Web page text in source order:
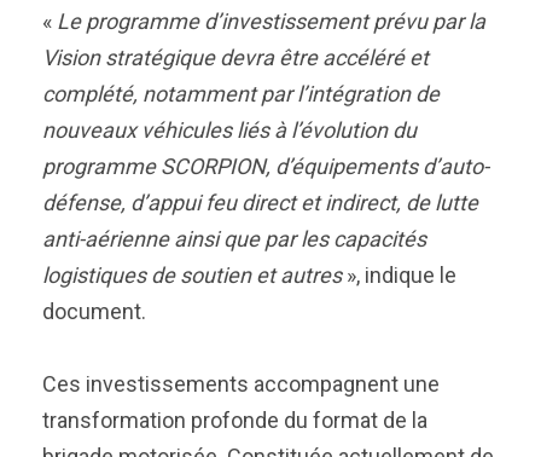
« Le programme d’investissement prévu par la
Vision stratégique devra être accéléré et
complété, notamment par l’intégration de
nouveaux véhicules liés à l’évolution du
programme SCORPION, d’équipements d’auto-
défense, d’appui feu direct et indirect, de lutte
anti-aérienne ainsi que par les capacités
logistiques de soutien et autres», indique le
document.
Ces investissements accompagnent une
transformation profonde du format de la